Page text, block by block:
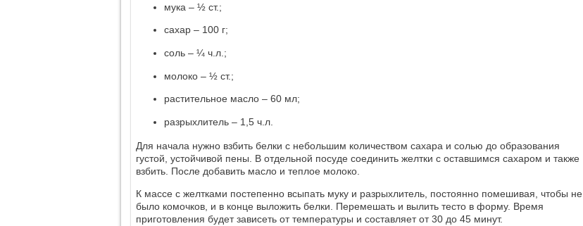
мука ‒ ½ ст.;
сахар ‒ 100 г;
соль ‒ ¼ ч.л.;
молоко ‒ ½ ст.;
растительное масло ‒ 60 мл;
разрыхлитель ‒ 1,5 ч.л.
Для начала нужно взбить белки с небольшим количеством сахара и солью до образования
густой, устойчивой пены. В отдельной посуде соединить желтки с оставшимся сахаром и также
взбить. После добавить масло и теплое молоко.
К массе с желтками постепенно всыпать муку и разрыхлитель, постоянно помешивая, чтобы не
было комочков, и в конце выложить белки. Перемешать и вылить тесто в форму. Время
приготовления будет зависеть от температуры и составляет от 30 до 45 минут.